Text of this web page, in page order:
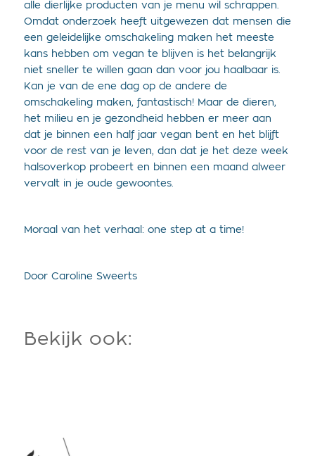
alle dierlijke producten van je menu wil schrappen.
Omdat onderzoek heeft uitgewezen dat mensen die
een geleidelijke omschakeling maken het meeste
kans hebben om vegan te blijven is het belangrijk
niet sneller te willen gaan dan voor jou haalbaar is.
Kan je van de ene dag op de andere de
omschakeling maken, fantastisch! Maar de dieren,
het milieu en je gezondheid hebben er meer aan
dat je binnen een half jaar vegan bent en het blijft
voor de rest van je leven, dan dat je het deze week
halsoverkop probeert en binnen een maand alweer
vervalt in je oude gewoontes.
Moraal van het verhaal: one step at a time!
Door Caroline Sweerts
Bekijk ook: